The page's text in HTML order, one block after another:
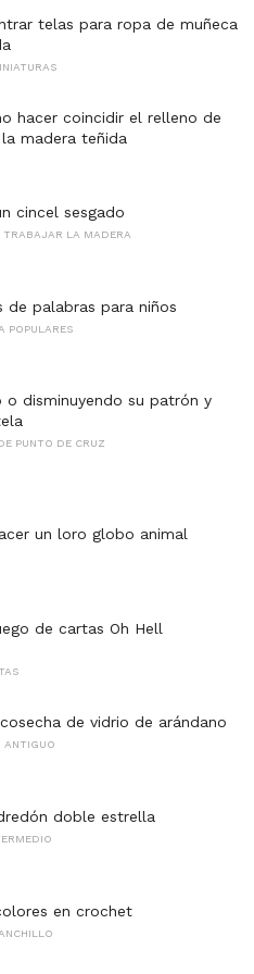
telas para ropa de muñeca
hacer coincidir el relleno de
madera teñida
cincel sesgado
TRABAJAR LA MADERA
de palabras para niños
POPULARES
o disminuyendo su patrón y
PUNTO DE CRUZ
un loro globo animal
de cartas Oh Hell
de vidrio de arándano
ANTIGUO
doble estrella
en crochet